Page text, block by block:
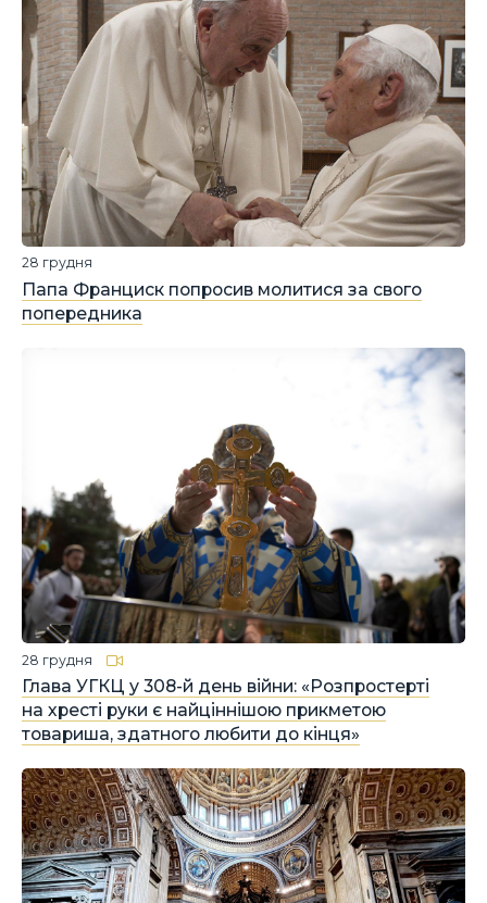
Папа Франциск попросив молитися за свого
попередника
28 грудня
Глава УГКЦ у 308-й день війни: «Розпростерті
на хресті руки є найціннішою прикметою
товариша, здатного любити до кінця»
28 грудня